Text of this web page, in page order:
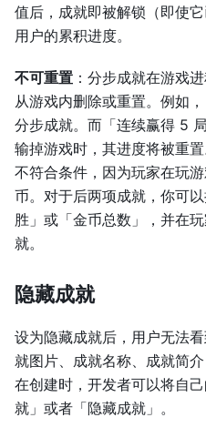
值后，成就即被解锁（即使
用户的累积进度。
不可重置 ：分步成就在游戏
从游戏内删除或重置。例如
分步成就。而「连续赢得 5
输掉游戏时，其进度将被重
不符合条件，因为玩家在玩
币。对于后两项成就，你可
胜」或「金币总数」，并在
就。
隐藏成就
设为隐藏成就后，用户无法
就图片、成就名称、成就简
在创建时，开发者可以将自
就」或者「隐藏成就」。